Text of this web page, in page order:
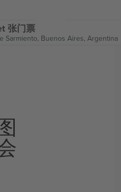
张门票
Sarmiento, Buenos Aires, Argentina